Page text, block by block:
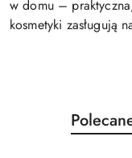
w domu –
kosmetyki zasługują
PomińProdukty
o